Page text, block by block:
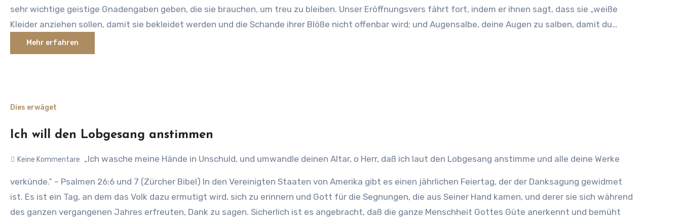
sehr wichtige geistige Gnadengaben geben, die sie brauchen, um treu zu bleiben. Unser Eröffnungsvers fährt fort, indem er ihnen sagt, dass sie „weiße
Kleider anziehen sollen, damit sie bekleidet werden und die Schande ihrer Blöße nicht offenbar wird; und Augensalbe, deine Augen zu salben, damit du
siehst.“.Mehr erfahren
Dies erwäget
Ich will den Lobgesang anstimmen
Keine Kommentare „Ich wasche meine Hände in Unschuld, und umwandle deinen Altar, o Herr, daß ich laut den Lobgesang anstimme und alle deine Werke
verkünde.” – Psalmen 26:6 und 7 (Zürcher Bibel) In den Vereinigten Staaten von Amerika gibt es einen jährlichen Feiertag, der der Danksagung gewidmet
ist. Es ist ein Tag, an dem das Volk dazu ermutigt wird, sich zu erinnern und Gott für die Segnungen, die aus Seiner Hand kamen, und derer sie sich während
des ganzen vergangenen Jahres erfreuten, Dank zu sagen. Sicherlich ist es angebracht, daß die ganze Menschheit Gottes Güte anerkennt und bemüht